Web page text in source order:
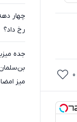
0
چهار
رخ داد؟
جده
میز امضا